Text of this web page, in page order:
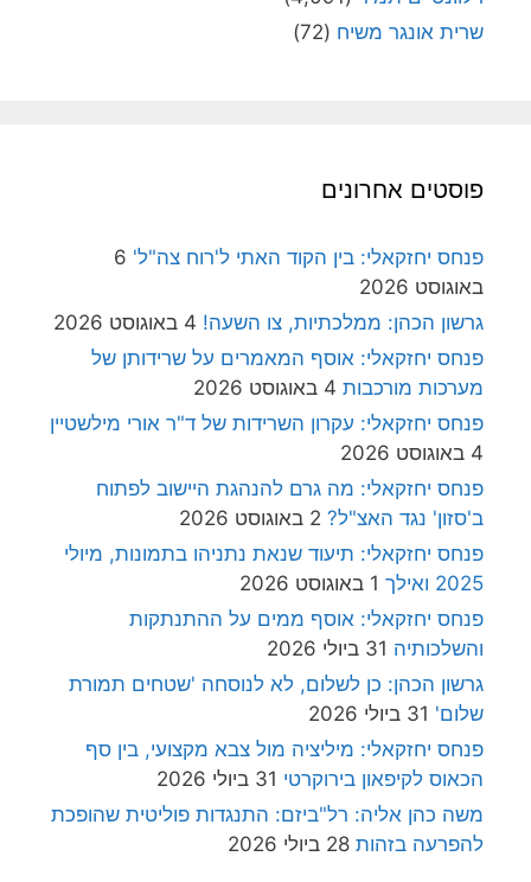
שרית אונגר משיח (72)
פוסטים אחרונים
פנחס יחזקאלי: בין הקוד האתי ל'רוח צה"ל' 6
באוגוסט 2026
גרשון הכהן: ממלכתיות, צו השעה! 4 באוגוסט 2026
פנחס יחזקאלי: אוסף המאמרים על שרידותן של
מערכות מורכבות 4 באוגוסט 2026
פנחס יחזקאלי: עקרון השרידות של ד"ר אורי מילשטיין
4 באוגוסט 2026
פנחס יחזקאלי: מה גרם להנהגת היישוב לפתוח
ב'סזון' נגד האצ"ל? 2 באוגוסט 2026
פנחס יחזקאלי: תיעוד שנאת נתניהו בתמונות, מיולי
2025 ואילך
1 באוגוסט 2026
פנחס יחזקאלי: אוסף ממים על ההתנתקות
והשלכותיה 31 ביולי 2026
גרשון הכהן: כן לשלום, לא לנוסחה 'שטחים תמורת
שלום' 31 ביולי 2026
פנחס יחזקאלי: מיליציה מול צבא מקצועי, בין סף
הכאוס לקיפאון בירוקרטי 31 ביולי 2026
משה כהן אליה: רל"ביזם: התנגדות פוליטית שהופכת
להפרעה בזהות 28 ביולי 2026